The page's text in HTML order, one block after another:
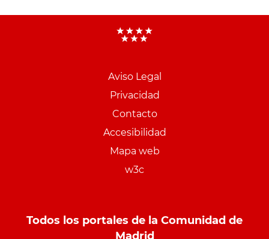
Aviso Legal
Privacidad
Contacto
Accesibilidad
Mapa web
w3c
Todos los portales de la Comunidad de
Madrid